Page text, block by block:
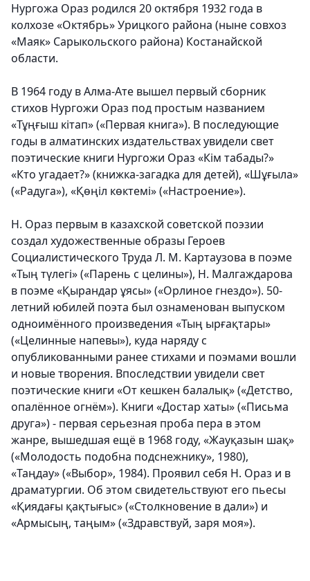
Нургожа Ораз родился 20 октября 1932 года в
колхозе «Октябрь» Урицкого района (ныне совхоз
«Маяк» Сарыкольского района) Костанайской
области.
В 1964 году в Алма-Ате вышел первый сборник
стихов Нургожи Ораз под простым названием
«Тұңғыш кітап» («Первая книга»). В последующие
годы в алматинских издательствах увидели свет
поэтические книги Нургожи Ораз «Кім табады?»
«Кто угадает?» (книжка-загадка для детей), «Шұғыла»
(«Радуга»), «Қөңіл көктемі» («Настроение»).
Н. Ораз первым в казахской советской поэзии
создал художественные образы Героев
Социалистического Труда Л. М. Картаузова в поэме
«Тың түлегі» («Парень с целины»), Н. Малгаждарова
в поэме «Қырандар ұясы» («Орлиное гнездо»). 50-
летний юбилей поэта был ознаменован выпуском
одноимённого произведения «Тың ырғақтары»
(«Целинные напевы»), куда наряду с
опубликованными ранее стихами и поэмами вошли
и новые творения. Впоследствии увидели свет
поэтические книги «От кешкен балалық» («Детство,
опалённое огнём»). Книги «Достар хаты» («Письма
друга») - первая серьезная проба пера в этом
жанре, вышедшая ещё в 1968 году, «Жауқазын шақ»
(«Молодость подобна подснежнику», 1980),
«Таңдау» («Выбор», 1984). Проявил себя Н. Ораз и в
драматургии. Об этом свидетельствуют его пьесы
«Қиядағы қақтығыс» («Столкновение в дали») и
«Армысың, таңым» («Здравствуй, заря моя»).